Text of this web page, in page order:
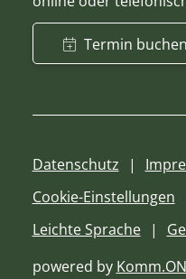
Termin buchen
Datenschutz
Cookie-Einstellungen
Leichte Sprache
powered by